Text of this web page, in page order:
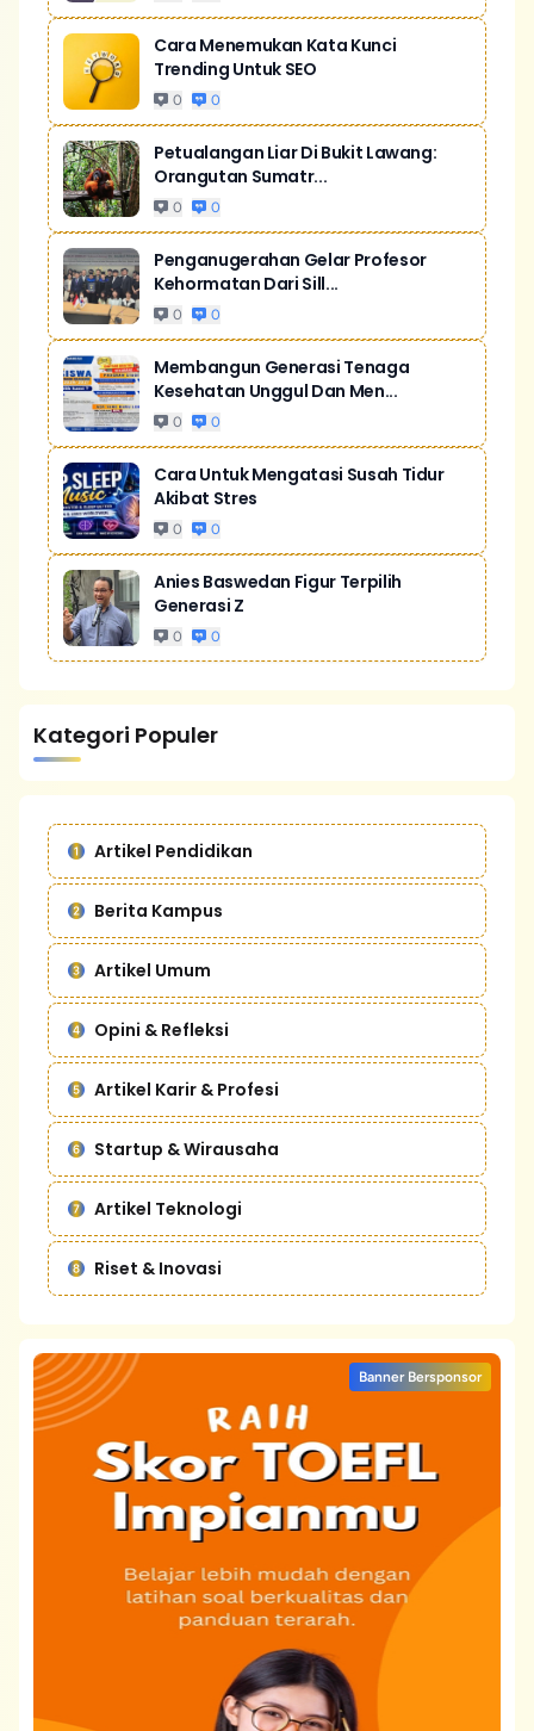
Cara Menemukan Kata Kunci
Trending Untuk SEO
0 0
Petualangan Liar Di Bukit Lawang:
Orangutan Sumatr...
0 0
Penganugerahan Gelar Profesor
Kehormatan Dari Sill...
0 0
Membangun Generasi Tenaga
Kesehatan Unggul Dan Men...
0 0
Cara Untuk Mengatasi Susah Tidur
Akibat Stres
0 0
Anies Baswedan Figur Terpilih
Generasi Z
0 0
Kategori Populer
Artikel Pendidikan
Berita Kampus
Artikel Umum
Opini & Refleksi
Artikel Karir & Profesi
Startup & Wirausaha
Artikel Teknologi
Riset & Inovasi
Banner Bersponsor